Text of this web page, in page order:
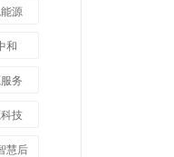
源
和
务
技
慧后